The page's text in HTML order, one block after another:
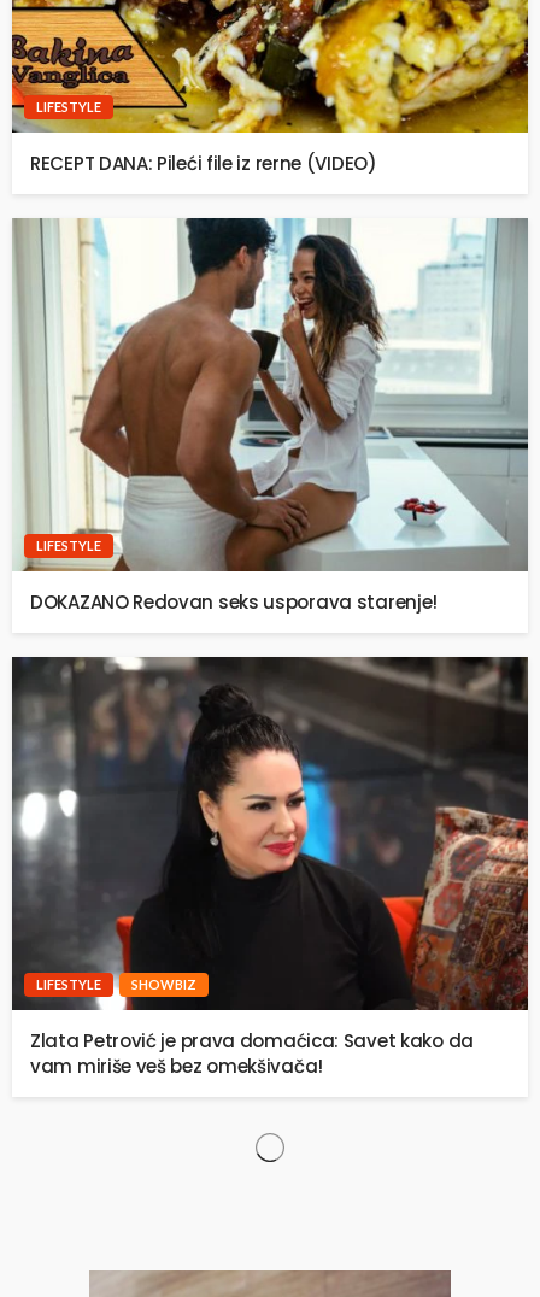
LIFESTYLE
RECEPT DANA: Pileći file iz rerne (VIDEO)
LIFESTYLE
DOKAZANO Redovan seks usporava starenje!
LIFESTYLE SHOWBIZ
Zlata Petrović je prava domaćica: Savet kako da
vam miriše veš bez omekšivača!